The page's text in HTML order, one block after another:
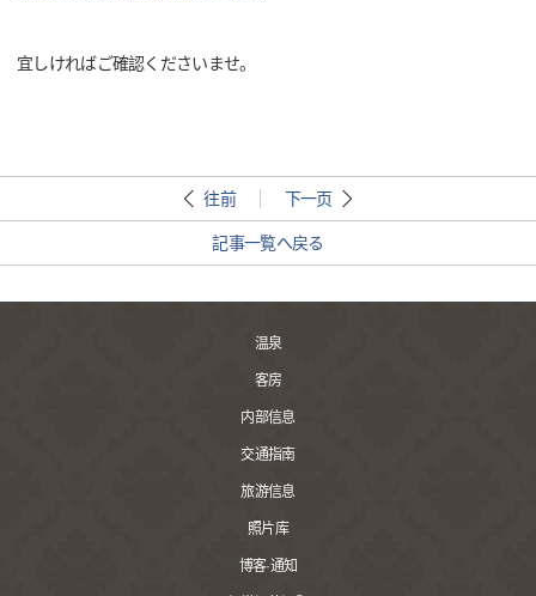
宜しければご確認くださいませ。
往前 下一页
記事一覧へ戻る
温泉
客房
内部信息
交通指南
旅游信息
照片库
博客·通知